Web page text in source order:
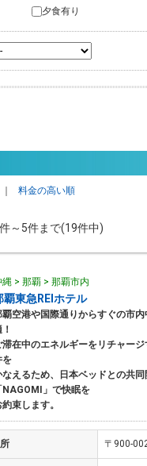
夕食有り
料金の高い順
～5件まで(19件中)
縄 > 那覇 > 那覇市内
覇東急REIホテル
覇空港や国際通りからすぐの市
滞在中のエネルギーをリチャー
を
なえるため、日本ベッドとの共
NAGOMI」で快眠を
約束します。
〒900-